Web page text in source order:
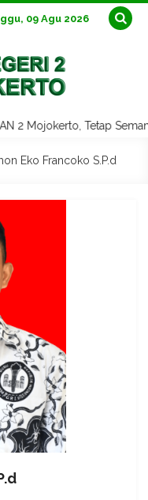
09 Agu 2026
2 Mojokerto, Tetap
Eko Francoko S.P.d